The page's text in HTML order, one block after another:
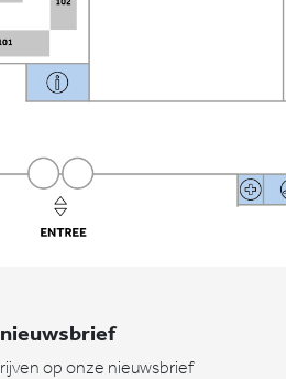
op onze nieuwsbrief